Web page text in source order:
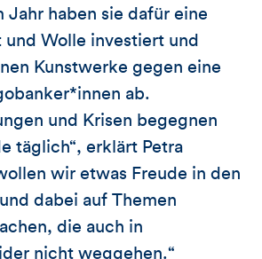
Jahr haben sie dafür eine
und Wolle investiert und
Kunstwerke gegen eine
ab.
und Krisen begegnen
täglich“, erklärt Petra
wir etwas Freude in den
dabei auf Themen
die auch in
nicht weggehen.“